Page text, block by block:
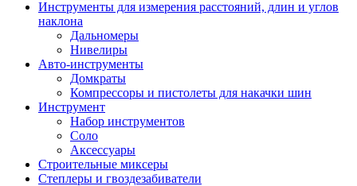
Инструменты для измерения расстояний, длин и углов
наклона
Дальномеры
Нивелиры
Авто-инструменты
Домкраты
Компрессоры и пистолеты для накачки шин
Инструмент
Набор инструментов
Соло
Аксессуары
Строительные миксеры
Степлеры и гвоздезабиватели